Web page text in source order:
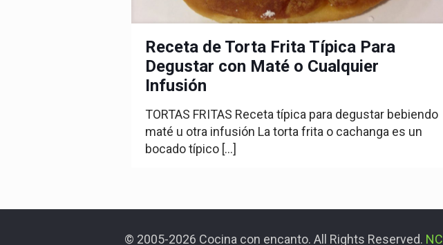
Receta de Torta Frita Típica Para
Degustar con Maté o Cualquier
Infusión
TORTAS FRITAS Receta típica para degustar bebiendo
maté u otra infusión La torta frita o cachanga es un
bocado típico[…]
© 2005-2026 Cocina con encanto. All Rights Reserved. NC